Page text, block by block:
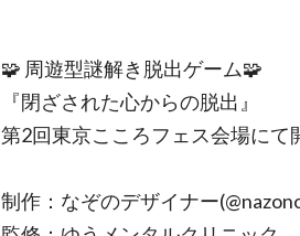
🧩 周遊型謎解き脱出ゲーム🧩
『閉ざされた心からの脱出』
第2回東京こころフェス会場にて
制作：なぞのデザイナー